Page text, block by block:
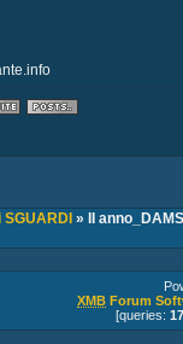
SGUARDI » II
XMB Forum
[queries: 17